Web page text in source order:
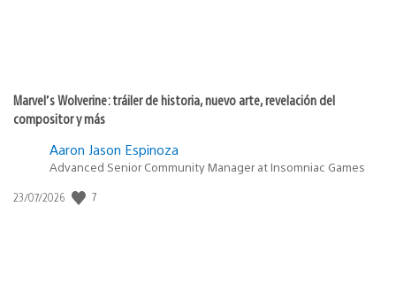
Marvel’s Wolverine: tráiler de historia, nuevo arte, revelación del
compositor y más
Aaron Jason Espinoza
Advanced Senior Community Manager at Insomniac Games
Fecha
23/07/2026 7